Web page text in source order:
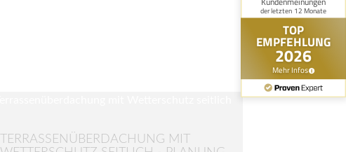
TERRASSENÜBERDACHUNG MIT